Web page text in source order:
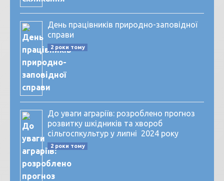
День працівників природно-заповідної
справи
2 роки тому
До уваги аграріїв: розроблено прогноз
розвитку шкідників та хвороб
сільгоспкультур у липні 2024 року
2 роки тому